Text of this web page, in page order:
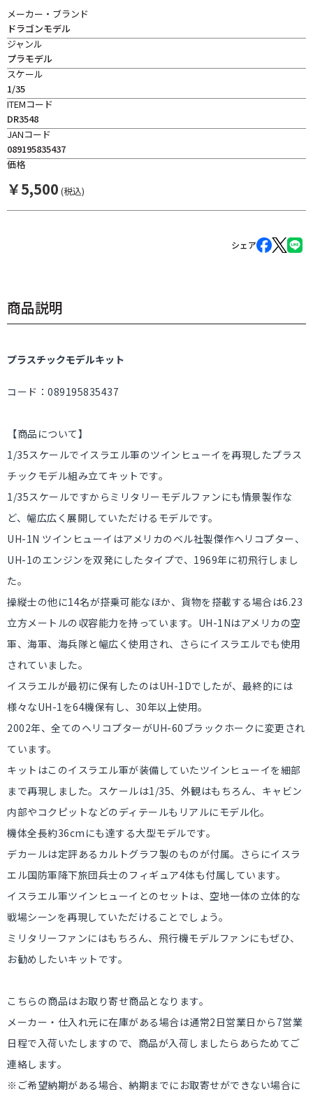
メーカー・ブランド
ドラゴンモデル
ジャンル
プラモデル
スケール
1/35
ITEMコード
DR3548
JANコード
089195835437
価格
￥5,500 (税込)
シェア
商品説明
プラスチックモデルキット
コード：089195835437
【商品について】
1/35スケールでイスラエル軍のツインヒューイを再現したプラス
チックモデル組み立てキットです。
1/35スケールですからミリタリーモデルファンにも情景製作な
ど、幅広広く展開していただけるモデルです。
UH-1N ツインヒューイはアメリカのベル社製傑作ヘリコプター、
UH-1のエンジンを双発にしたタイプで、1969年に初飛行しまし
た。
操縦士の他に14名が搭乗可能なほか、貨物を搭載する場合は6.23
立方メートルの収容能力を持っています。UH-1Nはアメリカの空
軍、海軍、海兵隊と幅広く使用され、さらにイスラエルでも使用
されていました。
イスラエルが最初に保有したのはUH-1Dでしたが、最終的には
様々なUH-1を64機保有し、30年以上使用。
2002年、全てのヘリコプターがUH-60ブラックホークに変更され
ています。
キットはこのイスラエル軍が装備していたツインヒューイを細部
まで再現しました。スケールは1/35、外観はもちろん、キャビン
内部やコクピットなどのディテールもリアルにモデル化。
機体全長約36cmにも達する大型モデルです。
デカールは定評あるカルトグラフ製のものが付属。さらにイスラ
エル国防軍降下旅団兵士のフィギュア4体も付属しています。
イスラエル軍ツインヒューイとのセットは、空地一体の立体的な
戦場シーンを再現していただけることでしょう。
ミリタリーファンにはもちろん、飛行機モデルファンにもぜひ、
お勧めしたいキットです。
こちらの商品はお取り寄せ商品となります。
メーカー・仕入れ元に在庫がある場合は通常2日営業日から7営業
日程で入荷いたしますので、商品が入荷しましたらあらためてご
連絡します。
※ご希望納期がある場合、納期までにお取寄せができない場合に